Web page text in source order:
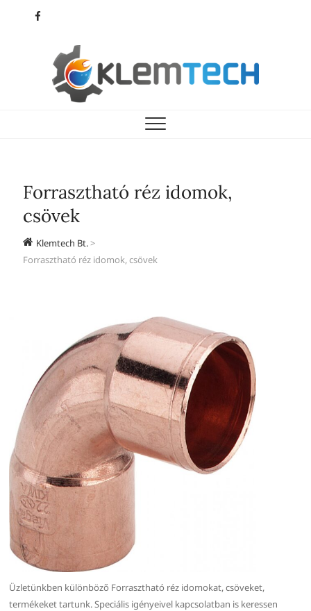
Klemtech Bt.
Forrasztható réz idomok,
csövek
Klemtech Bt.>
Forrasztható réz idomok, csövek
Üzletünkben különböző Forrasztható réz idomokat, csöveket,
termékeket tartunk. Speciális igényeivel kapcsolatban is keressen